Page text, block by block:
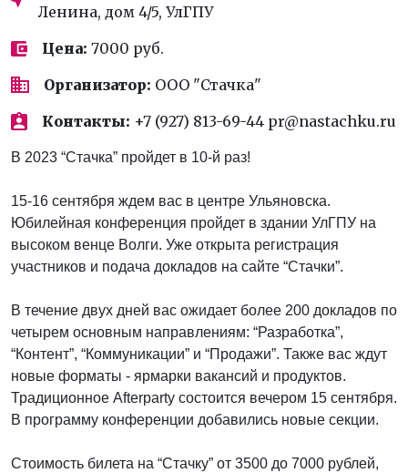
Ленина, дом 4/5, УлГПУ
Цена: 7000 руб.
Организатор: ООО "Стачка"
Контакты: +7 (927) 813-69-44 pr@nastachku.ru
В 2023 “Стачка” пройдет в 10-й раз!
15-16 сентября ждем вас в центре Ульяновска.
Юбилейная конференция пройдет в здании УлГПУ на
высоком венце Волги. Уже открыта регистрация
участников и подача докладов на сайте “Стачки”.
В течение двух дней вас ожидает более 200 докладов по
четырем основным направлениям: “Разработка”,
“Контент”, “Коммуникации” и “Продажи”. Также вас ждут
новые форматы - ярмарки вакансий и продуктов.
Традиционное Afterparty состоится вечером 15 сентября.
В программу конференции добавились новые секции.
Стоимость билета на “Стачку” от 3500 до 7000 рублей,